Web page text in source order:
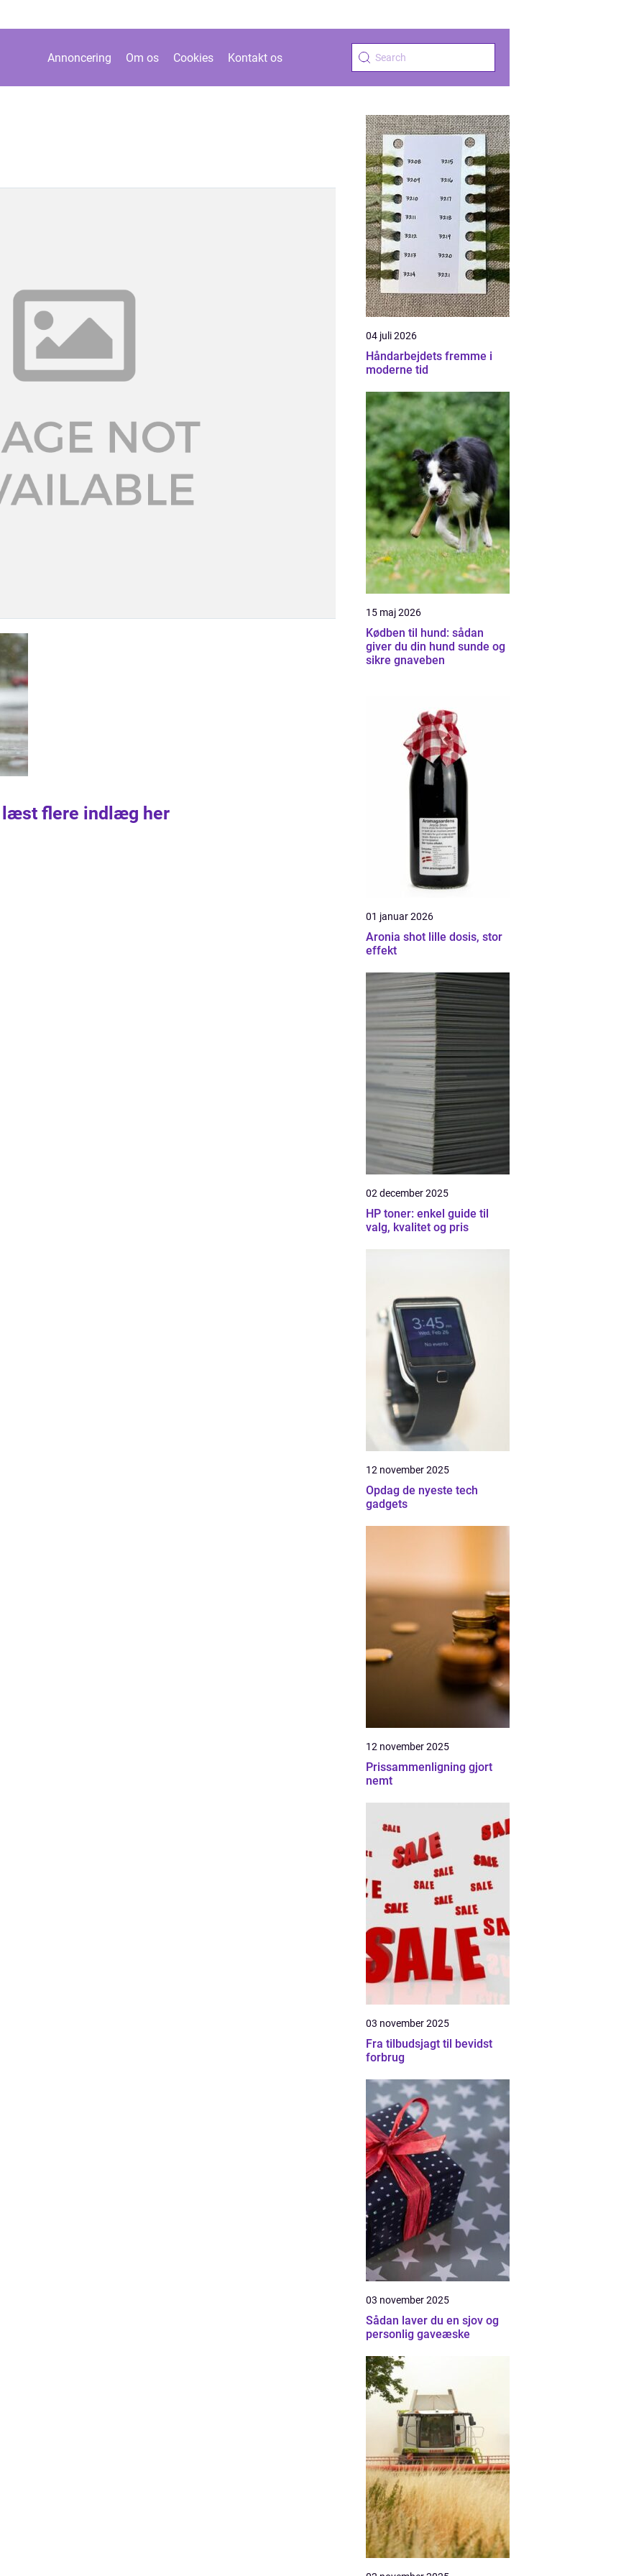
Annoncering Om os Cookies Kontakt os
læst flere indlæg her
04 juli 2026
Håndarbejdets fremme i
moderne tid
15 maj 2026
Kødben til hund: sådan
giver du din hund sunde og
sikre gnaveben
01 januar 2026
Aronia shot lille dosis, stor
effekt
02 december 2025
HP toner: enkel guide til
valg, kvalitet og pris
12 november 2025
Opdag de nyeste tech
gadgets
12 november 2025
Prissammenligning gjort
nemt
03 november 2025
Fra tilbudsjagt til bevidst
forbrug
03 november 2025
Sådan laver du en sjov og
personlig gaveæske